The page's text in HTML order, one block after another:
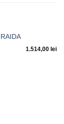
1.514,00lei